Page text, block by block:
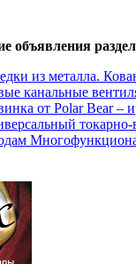
объявления
из металла.
канальные
от Polar Bear –